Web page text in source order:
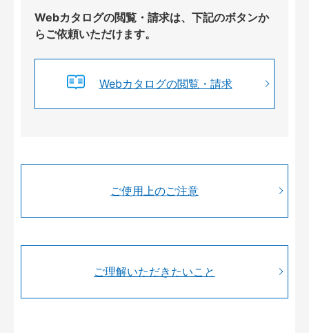
Webカタログの閲覧・請求は、下記のボタンか
らご依頼いただけます。
Webカタログの閲覧・請求
ご使用上のご注意
ご理解いただきたいこと